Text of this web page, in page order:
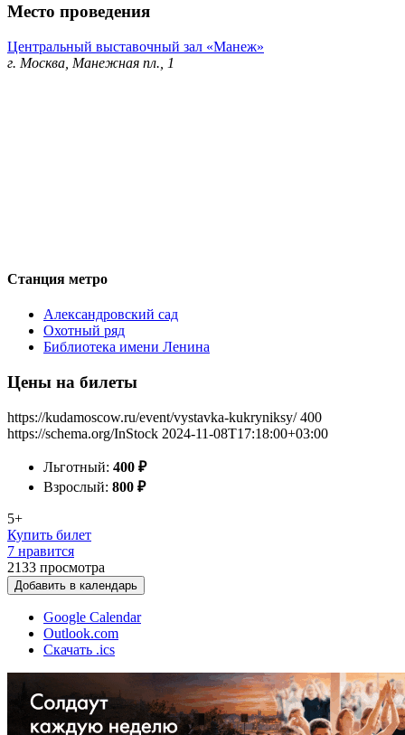
Место проведения
Центральный выставочный зал «Манеж»
г. Москва, Манежная пл., 1
Станция метро
Александровский сад
Охотный ряд
Библиотека имени Ленина
Цены на билеты
https://kudamoscow.ru/event/vystavka-kukryniksy/ 400
https://schema.org/InStock 2024-11-08T17:18:00+03:00
Льготный: 400 ₽
Взрослый: 800 ₽
5+
Купить билет
7 нравится
2133 просмотра
Добавить в календарь
Google Calendar
Outlook.com
Скачать .ics